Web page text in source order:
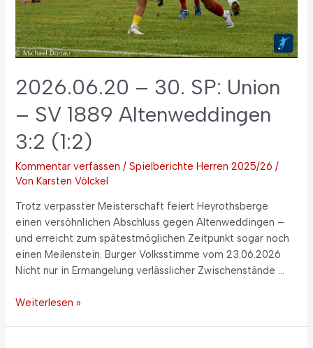
2026.06.20 – 30. SP: Union
– SV 1889 Altenweddingen
3:2 (1:2)
Kommentar verfassen /Spielberichte Herren 2025/26 /
VonKarsten Völckel
Trotz verpasster Meisterschaft feiert Heyrothsberge
einen versöhnlichen Abschluss gegen Altenweddingen –
und erreicht zum spätestmöglichen Zeitpunkt sogar noch
einen Meilenstein. Burger Volksstimme vom 23.06.2026
Nicht nur in Ermangelung verlässlicher Zwischenstände …
Weiterlesen »